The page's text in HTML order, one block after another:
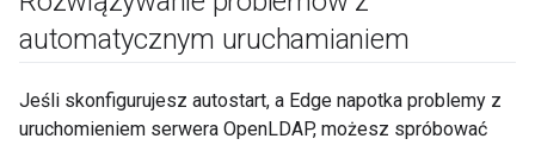
automatycznym uruchamianiem
Jeśli skonfigurujesz autostart, a Edge napotka problemy z
uruchomieniem serwera OpenLDAP, możesz spróbować